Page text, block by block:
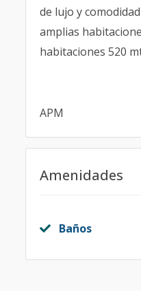
de lujo y
amplias
habitaciones 520
APM
Amenidades
Baños